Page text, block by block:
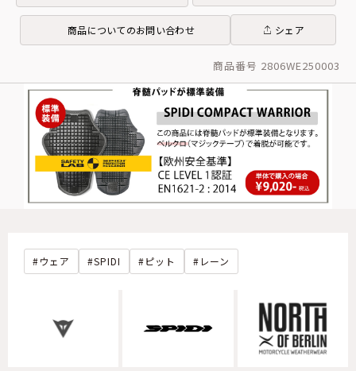
商品についてのお問い合わせ シェア
商品番号 2806WE250003
ウェア SPIDI ピット レーン